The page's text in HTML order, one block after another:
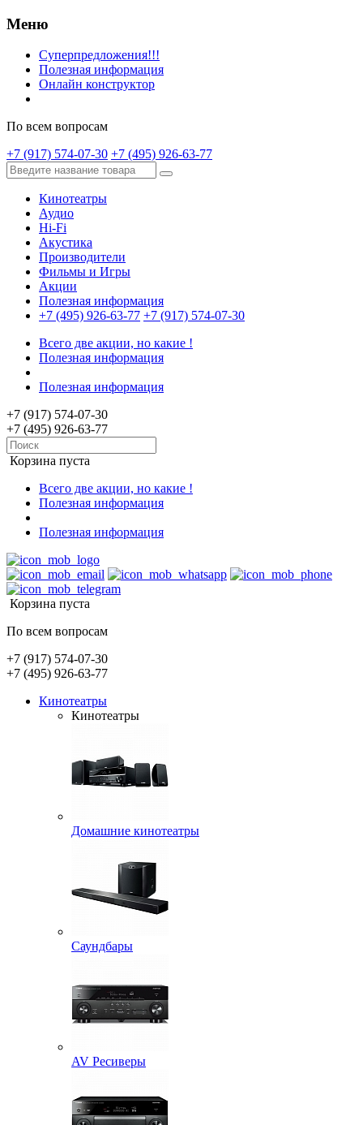
Меню
Суперпредложения!!!
Полезная информация
Онлайн конструктор
По всем вопросам
+7 (917) 574-07-30 +7 (495) 926-63-77
Кинотеатры
Аудио
Hi-Fi
Акустика
Производители
Фильмы и Игры
Акции
Полезная информация
+7 (495) 926-63-77 +7 (917) 574-07-30
Всего две акции, но какие !
Полезная информация
Полезная информация
+7 (917) 574-07-30
+7 (495) 926-63-77
Корзина пуста
Всего две акции, но какие !
Полезная информация
Полезная информация
Корзина пуста
По всем вопросам
+7 (917) 574-07-30
+7 (495) 926-63-77
Кинотеатры
Кинотеатры
Домашние кинотеатры
Саундбары
AV Ресиверы